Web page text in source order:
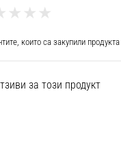
които са закупили
за този продукт